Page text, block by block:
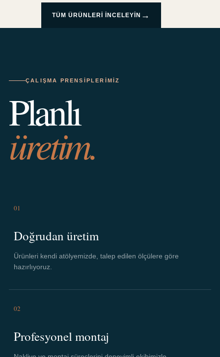
TÜM ÜRÜNLERI INCELEYIN →
ÇALIŞMA PRENSIPLERIMIZ
Planlı
üretim.
01
Doğrudan üretim
Ürünleri kendi atölyemizde, talep edilen ölçülere göre
hazırlıyoruz.
02
Profesyonel montaj